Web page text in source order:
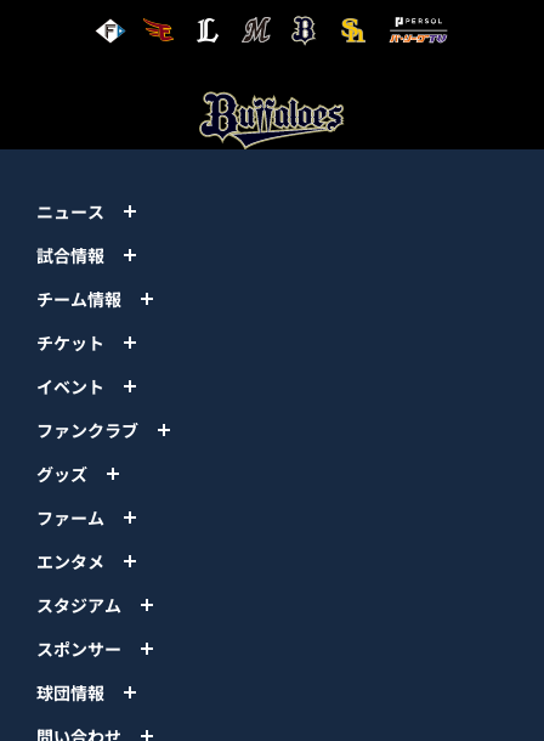
ニュース
試合情報
チーム情報
チケット
イベント
ファンクラブ
グッズ
ファーム
エンタメ
スタジアム
スポンサー
球団情報
問い合わせ